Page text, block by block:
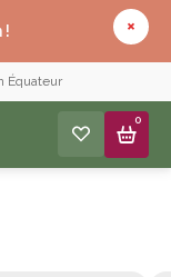
!
Équateur
0